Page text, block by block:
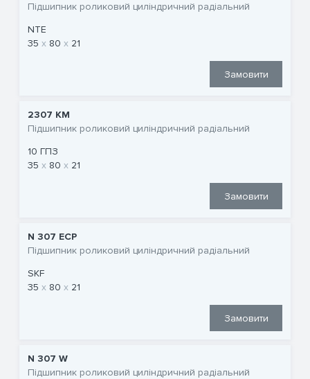
Підшипник роликовий циліндричний радіальний
NTE
35
80 21
Замовити
2307 КМ
Підшипник роликовий циліндричний радіальний
10 ГПЗ
35
80 21
Замовити
N 307 ECP
Підшипник роликовий циліндричний радіальний
SKF
35
80 21
Замовити
N 307 W
Підшипник роликовий циліндричний радіальний